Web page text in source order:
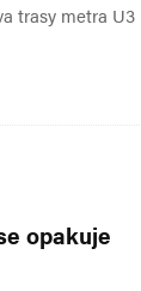
trasy metra U3
opakuje